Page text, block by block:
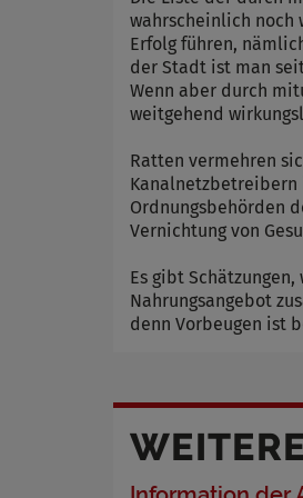
wahrscheinlich noch
Erfolg führen,
der Stadt ist man
Wenn aber durch
weitgehend
Ratten vermehren
Kanalnetzbetreibern
Ordnungsbehörden
Vernichtung von
Es gibt
Nahrungsangebot
denn Vorbeugen ist